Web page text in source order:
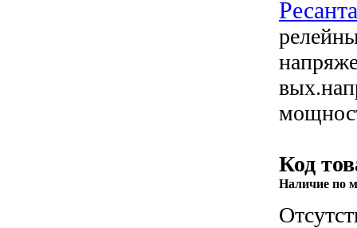
Код
Наличие по